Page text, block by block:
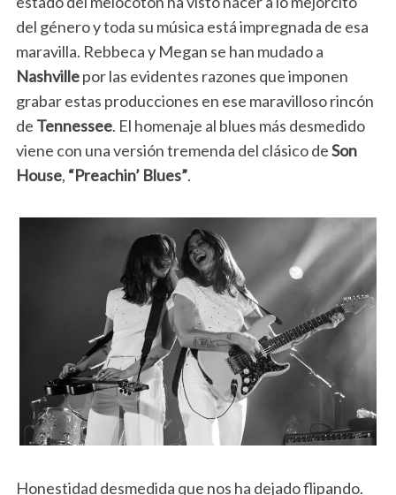
del género y toda su música está impregnada de esa
maravilla. Rebbeca y Megan se han mudado a
Nashvillepor las evidentes razones que imponen
grabar estas producciones en ese maravilloso rincón
de Tennessee. El homenaje al blues más desmedido
viene con una versión tremenda del clásico deSon
House, “Preachin’ Blues”.
Honestidad desmedida que nos ha dejado flipando.